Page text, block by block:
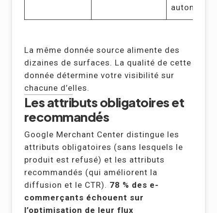
La même donnée source alimente des
dizaines de surfaces. La qualité de cette
donnée détermine votre visibilité sur
chacune d’elles.
Les attributs obligatoires et
recommandés
Google Merchant Center distingue les
attributs obligatoires (sans lesquels le
produit est refusé) et les attributs
recommandés (qui améliorent la
diffusion et le CTR). 78 % des e-
commerçants échouent sur
l’optimisation de leur flux